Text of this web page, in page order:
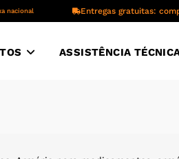
nacional Entregas gratuitas:
ASSISTÊNCIA